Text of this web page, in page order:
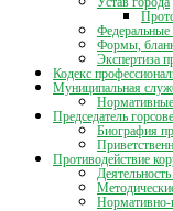
Федеральные
Формы,
Экспертиза
Кодекс
Муниципальная
Председатель
Биография
Противодействие
Нормативно-